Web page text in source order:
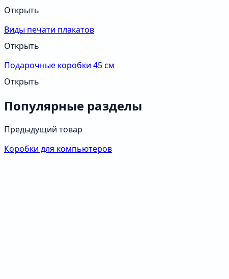
Открыть
Виды печати плакатов
Открыть
Подарочные коробки 45 см
Открыть
Популярные разделы
Предыдущий товар
Коробки для компьютеров